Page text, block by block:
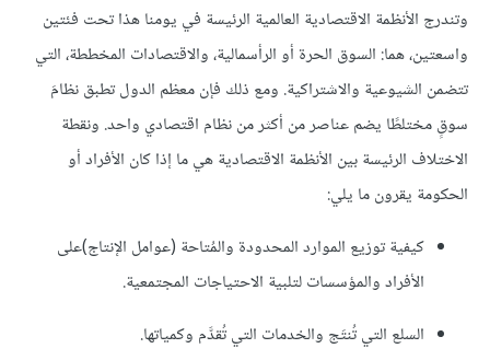
وتندرج الأنظمة الاقتصادية العالمية الرئيسة في يومنا هذا تحت فئتين
واسعتين، هما: السوق الحرة أو الرأسمالية، والاقتصادات المخططة، التي
تتضمن الشيوعية والاشتراكية. ومع ذلك فإن معظم الدول تطبق نظامَ
سوقٍ مختلطًا يضم عناصر من أكثر من نظام اقتصادي واحد. ونقطة
الاختلاف الرئيسة بين الأنظمة الاقتصادية هي ما إذا كان الأفراد أو
الحكومة يقرون ما يلي:
كيفية توزيع الموارد المحدودة والمُتاحة (عوامل الإنتاج)على
الأفراد والمؤسسات لتلبية الاحتياجات المجتمعية.
السلع التي تُنتَج والخدمات التي تُقدَّم وكمياتها.